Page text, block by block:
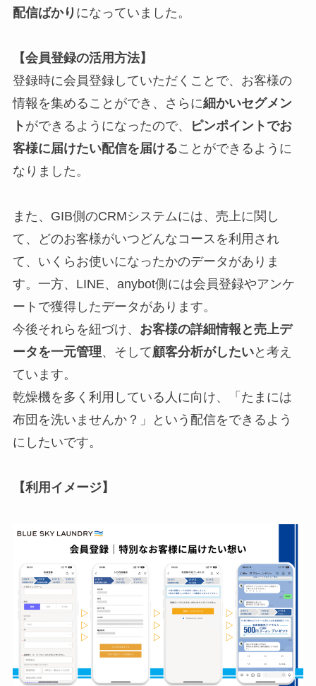
配信ばかり になっていました。
【会員登録の活用方法】
登録時に会員登録していただくことで、お客様の
情報を集めることができ、さらに細かいセグメン
ト ができるようになったので、
ピンポイントでお
客様に届けたい配信を届けることができるように
なりました。
また、GIB側のCRMシステムには、売上に関し
て、どのお客様がいつどんなコースを利用され
て、いくらお使いになったかのデータがありま
す。一方、LINE、anybot側には会員登録やアンケ
ートで獲得したデータがあります。
今後それらを紐づけ、 お客様の詳細情報と売上デ
ータを一元管理、そして顧客分析がしたいと考え
ています。
乾燥機を多く利用している人に向け、「たまには
布団を洗いませんか？」という配信をできるよう
にしたいです。
【利用イメージ】